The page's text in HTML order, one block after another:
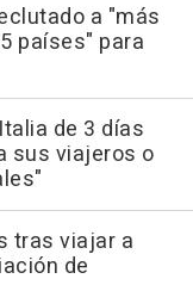
a "más
países" para
de 3 días
sus viajeros o
tras viajar a
de